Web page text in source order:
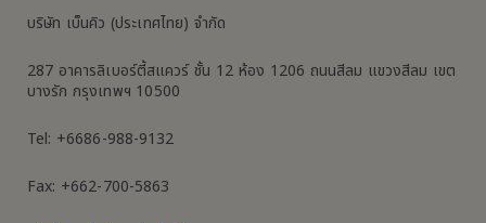
บริษัท เบ็นคิว (ประเทศไทย) จำกัด
287 อาคารลิเบอร์ตี้สแควร์ ชั้น 12 ห้อง 1206 ถนนสีลม แขวงสีลม เขต
บางรัก กรุงเทพฯ 10500
Tel: +6686-988-9132
Fax: +662-700-5863